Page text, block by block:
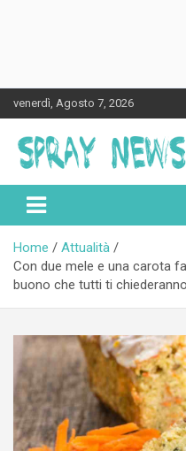
to
content
venerdì, Agosto 7, 2026
Spraynews.it
Home
Attualità
Con due mele e una carota
buono che tutti ti